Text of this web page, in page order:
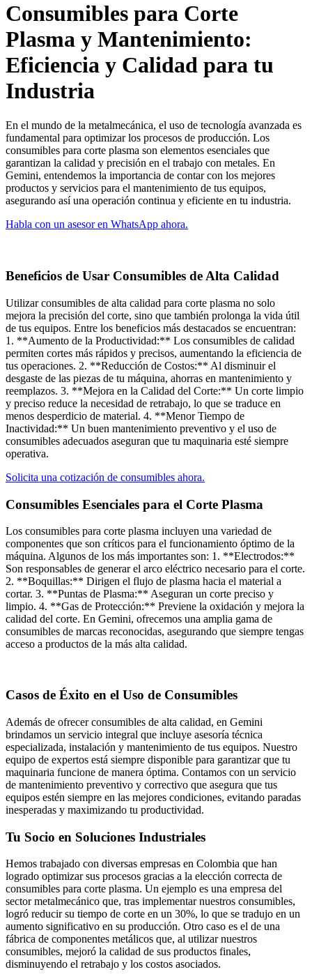
Consumibles para Corte
Plasma y Mantenimiento:
Eficiencia y Calidad para tu
Industria
En el mundo de la metalmecánica, el uso de tecnología avanzada es
fundamental para optimizar los procesos de producción. Los
consumibles para corte plasma son elementos esenciales que
garantizan la calidad y precisión en el trabajo con metales. En
Gemini, entendemos la importancia de contar con los mejores
productos y servicios para el mantenimiento de tus equipos,
asegurando así una operación continua y eficiente en tu industria.
Habla con un asesor en WhatsApp ahora.
Beneficios de Usar Consumibles de Alta Calidad
Utilizar consumibles de alta calidad para corte plasma no solo
mejora la precisión del corte, sino que también prolonga la vida útil
de tus equipos. Entre los beneficios más destacados se encuentran:
1. **Aumento de la Productividad:** Los consumibles de calidad
permiten cortes más rápidos y precisos, aumentando la eficiencia de
tus operaciones. 2. **Reducción de Costos:** Al disminuir el
desgaste de las piezas de tu máquina, ahorras en mantenimiento y
reemplazos. 3. **Mejora en la Calidad del Corte:** Un corte limpio
y preciso reduce la necesidad de retrabajo, lo que se traduce en
menos desperdicio de material. 4. **Menor Tiempo de
Inactividad:** Un buen mantenimiento preventivo y el uso de
consumibles adecuados aseguran que tu maquinaria esté siempre
operativa.
Solicita una cotización de consumibles ahora.
Consumibles Esenciales para el Corte Plasma​
Los consumibles para corte plasma incluyen una variedad de
componentes que son críticos para el funcionamiento óptimo de la
máquina. Algunos de los más importantes son: 1. **Electrodos:**
Son responsables de generar el arco eléctrico necesario para el corte.
2. **Boquillas:** Dirigen el flujo de plasma hacia el material a
cortar. 3. **Puntas de Plasma:** Aseguran un corte preciso y
limpio. 4. **Gas de Protección:** Previene la oxidación y mejora la
calidad del corte. En Gemini, ofrecemos una amplia gama de
consumibles de marcas reconocidas, asegurando que siempre tengas
acceso a productos de la más alta calidad.
Casos de Éxito en el Uso de Consumibles
Además de ofrecer consumibles de alta calidad, en Gemini
brindamos un servicio integral que incluye asesoría técnica
especializada, instalación y mantenimiento de tus equipos. Nuestro
equipo de expertos está siempre disponible para garantizar que tu
maquinaria funcione de manera óptima. Contamos con un servicio
de mantenimiento preventivo y correctivo que asegura que tus
equipos estén siempre en las mejores condiciones, evitando paradas
inesperadas y maximizando tu productividad.
Tu Socio en Soluciones Industriales
Hemos trabajado con diversas empresas en Colombia que han
logrado optimizar sus procesos gracias a la elección correcta de
consumibles para corte plasma. Un ejemplo es una empresa del
sector metalmecánico que, tras implementar nuestros consumibles,
logró reducir su tiempo de corte en un 30%, lo que se tradujo en un
aumento significativo en su producción. Otro caso es el de una
fábrica de componentes metálicos que, al utilizar nuestros
consumibles, mejoró la calidad de sus productos finales,
disminuyendo el retrabajo y los costos asociados.